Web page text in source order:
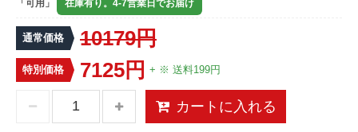
「可用」 在庫有り。4-7営業日でお届け
通常価格 10179円
特別価格 7125円 + ※ 送料199円
カートに入れる